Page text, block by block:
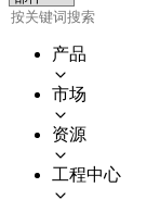
产品
市场
资源
工程中心